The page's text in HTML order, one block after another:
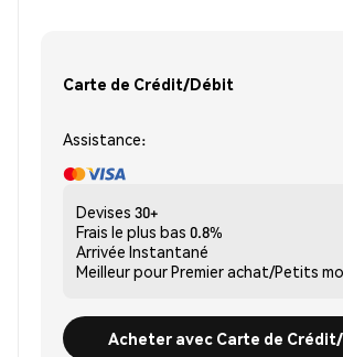
Carte de Crédit/Débit
Assistance:
Devises 30+
Frais le plus bas 0.8%
Arrivée Instantané
Meilleur pourPremier achat/Petits
Acheter avec Carte de